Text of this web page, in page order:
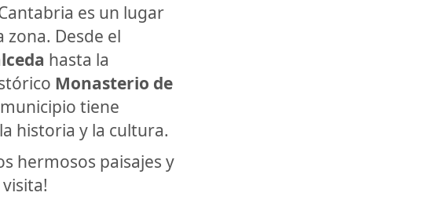
es un lugar
Desde el
hasta la
Monasterio de
tiene
historia y la cultura.
hermosos paisajes y